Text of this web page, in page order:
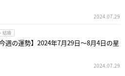
2024.07.29
結婚
週の運勢】2024年7月29日～8月4日の星
2024.07.29